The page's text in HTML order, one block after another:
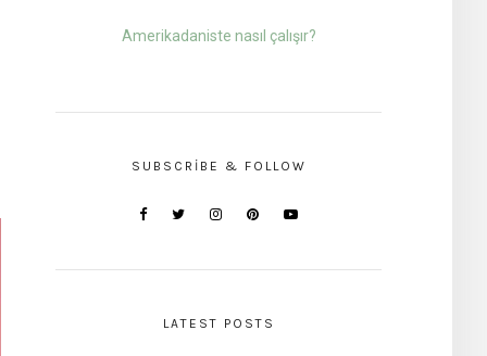
Amerikadaniste nasıl çalışır?
SUBSCRIBE & FOLLOW
LATEST POSTS